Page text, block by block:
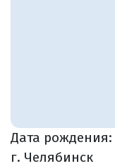
Дата рождения:
г. Челябинск